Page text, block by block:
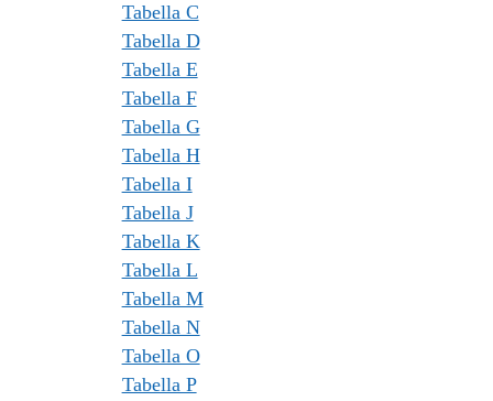
Tabella C
Tabella D
Tabella E
Tabella F
Tabella G
Tabella H
Tabella I
Tabella J
Tabella K
Tabella L
Tabella M
Tabella N
Tabella O
Tabella P